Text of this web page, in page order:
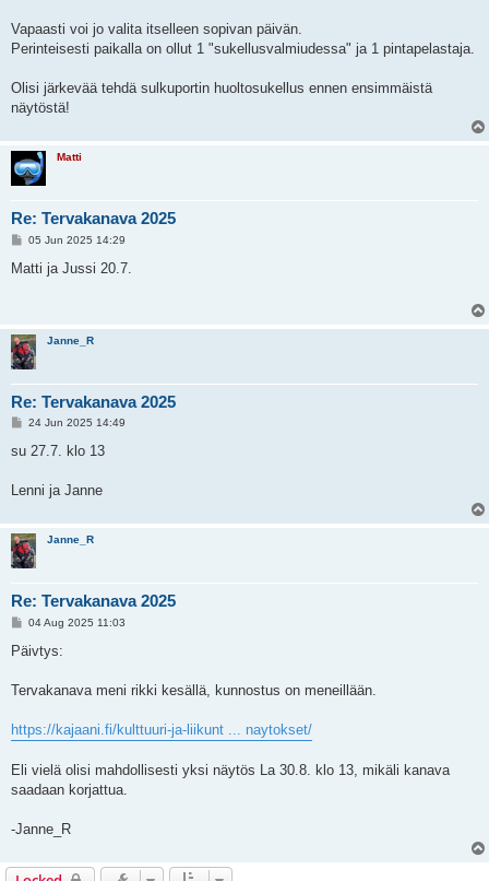
Vapaasti voi jo valita itselleen sopivan päivän.
Perinteisesti paikalla on ollut 1 "sukellusvalmiudessa" ja 1 pintapelastaja.
Olisi järkevää tehdä sulkuportin huoltosukellus ennen ensimmäistä
näytöstä!
Matti
Re: Tervakanava 2025
P
s
05 Jun 2025 14:29
Matti ja Jussi 20.7.
Janne_R
Re: Tervakanava 2025
P
s
24 Jun 2025 14:49
su 27.7. klo 13
Lenni ja Janne
Janne_R
Re: Tervakanava 2025
P
s
04 Aug 2025 11:03
Päivtys:
Tervakanava meni rikki kesällä, kunnostus on meneillään.
https://kajaani.fi/kulttuuri-ja-liikunt ... naytokset/
Eli vielä olisi mahdollisesti yksi näytös La 30.8. klo 13, mikäli kanava
saadaan korjattua.
-Janne_R